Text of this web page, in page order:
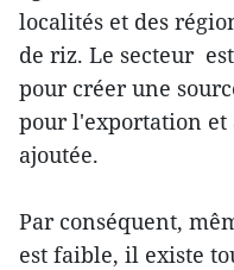
localités et des
de riz. Le secteur
pour créer une
pour l'exportation
ajoutée.
Par conséquent,
est faible, il existe